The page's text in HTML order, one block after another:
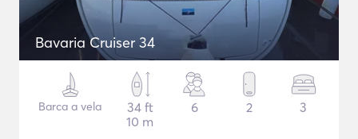
Bavaria Cruiser 34
Barca a vela
34 ft
10 m
6 2 3